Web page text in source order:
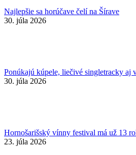
Najlepšie sa horúčave čelí na Šírave
30. júla 2026
Ponúkajú kúpele, liečivé singletracky aj
30. júla 2026
Hornošarišský vínny festival má už 13
23. júla 2026